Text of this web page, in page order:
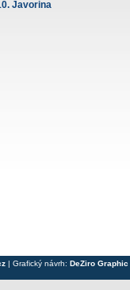
Javorina
| Grafický návrh: DeZiro Graphic